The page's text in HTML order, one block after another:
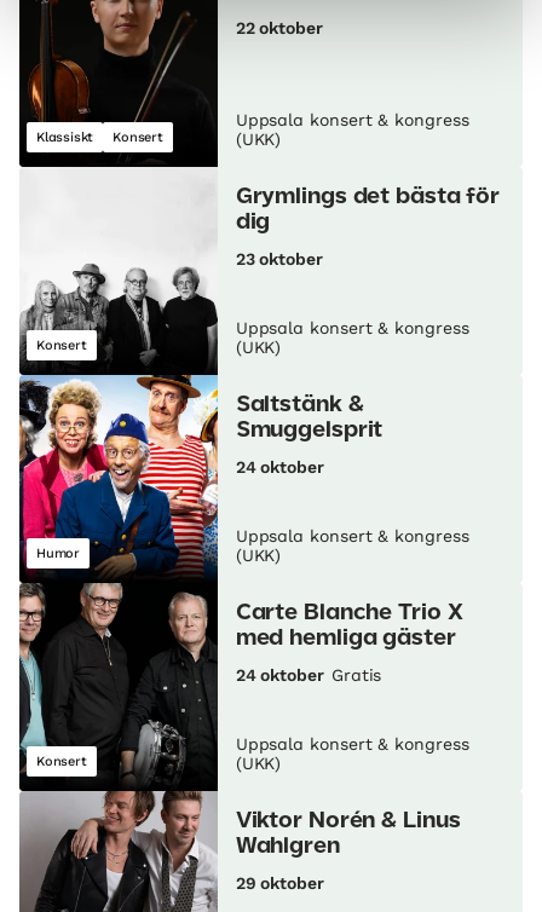
Klassiskt Konsert
22 oktober
Uppsala konsert & kongress
(UKK)
Konsert
Grymlings det bästa för
dig
23 oktober
Uppsala konsert & kongress
(UKK)
Humor
Saltstänk &
Smuggelsprit
24 oktober
Uppsala konsert & kongress
(UKK)
Konsert
Carte Blanche Trio X
med hemliga gäster
24 oktober Gratis
Uppsala konsert & kongress
(UKK)
Viktor Norén & Linus
Wahlgren
29 oktober